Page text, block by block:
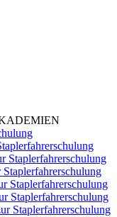
Staplerfahrerschulung
Staplerfahrerschulung
Staplerfahrerschulung
Staplerfahrerschulung